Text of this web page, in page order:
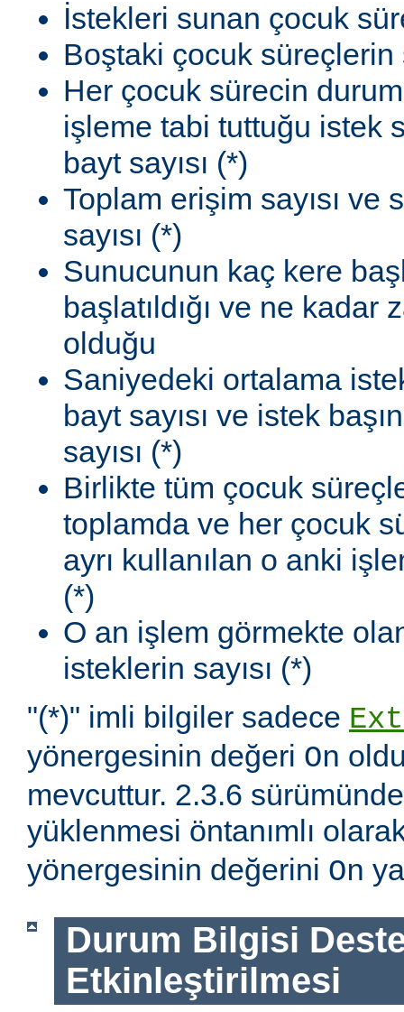
İstekleri sunan çocuk
Boştaki çocuk süreçlerin
Her çocuk sürecin
işleme tabi tuttuğu istek
bayt sayısı (*)
Toplam erişim sayısı ve
sayısı (*)
Sunucunun kaç kere
başlatıldığı ve ne kadar
olduğu
Saniyedeki ortalama
bayt sayısı ve istek
sayısı (*)
Birlikte tüm çocuk
toplamda ve her çocuk
ayrı kullanılan o anki
(*)
O an işlem görmekte
isteklerin sayısı (*)
"(*)" imli bilgiler sadece
yönergesinin değeri On
mevcuttur. 2.3.6
yüklenmesi öntanımlı
yönergesinin değerini On
Durum Bilgisi
Etkinleştirilmesi